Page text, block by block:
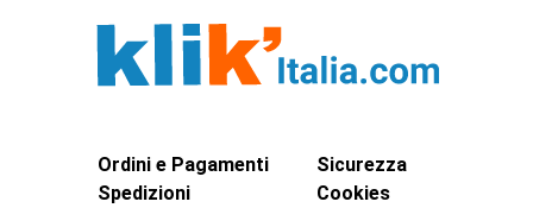
Ordini e Pagamenti
Spedizioni
Sicurezza
Cookies